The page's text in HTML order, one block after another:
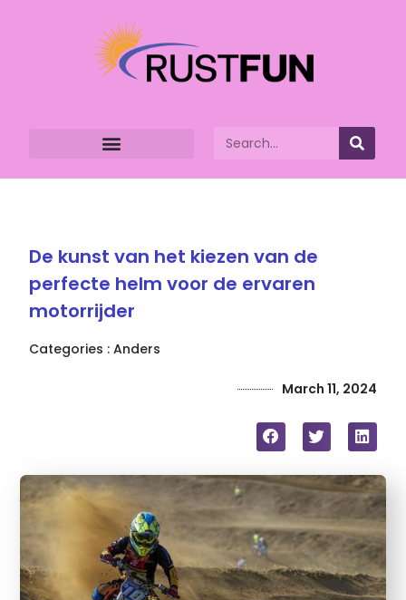
De kunst van het kiezen van de
perfecte helm voor de ervaren
motorrijder
Categories : Anders
March 11, 2024